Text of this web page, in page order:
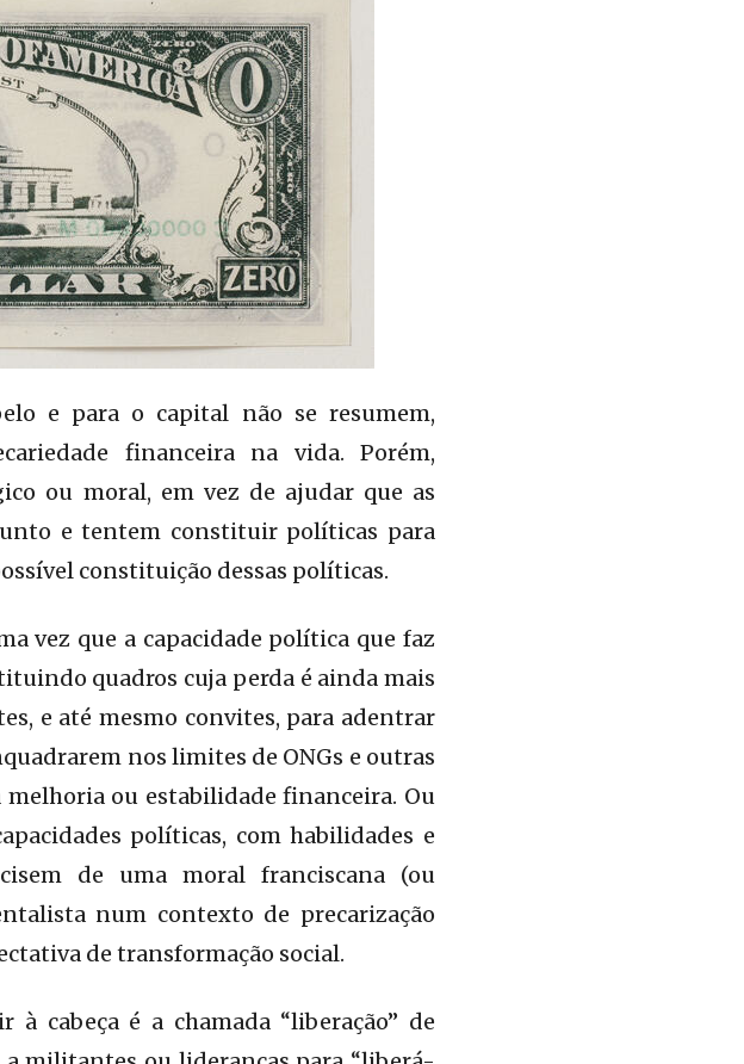
e para o capital não se resumem,
financeira na vida. Porém,
ou moral, em vez de ajudar que as
e tentem constituir políticas para
constituição dessas políticas.
vez que a capacidade política que faz
quadros cuja perda é ainda mais
e até mesmo convites, para adentrar
nos limites de ONGs e outras
ou estabilidade financeira. Ou
políticas, com habilidades e
de uma moral franciscana (ou
num contexto de precarização
de transformação social.
cabeça é a chamada “liberação” de